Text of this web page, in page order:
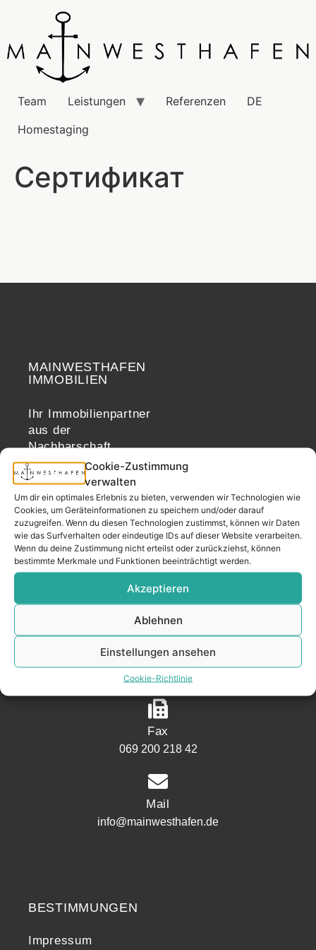
Cookie-Zustimmung
verwalten
Um dir ein optimales Erlebnis zu bieten, verwenden wir Technologien wie
Cookies, um Geräteinformationen zu speichern und/oder darauf
zuzugreifen. Wenn du diesen Technologien zustimmst, können wir Daten
wie das Surfverhalten oder eindeutige IDs auf dieser Website verarbeiten.
Wenn du deine Zustimmung nicht erteilst oder zurückziehst, können
bestimmte Merkmale und Funktionen beeinträchtigt werden.
Akzeptieren
Ablehnen
Einstellungen ansehen
Cookie-Richtlinie
Team Leistungen Referenzen
DE
Homestaging
Сертификат
MAINWESTHAFEN
IMMOBILIEN
Ihr Immobilienpartner
aus der
Nachbarschaft.
– seit 2017.
KONTAKT
Adresse
Mainwesthafen Immobilien Speicherstraße 5
60327 Frankfurt
Telefon
069 200 218 41
Fax
069 200 218 42
Mail
info@mainwesthafen.de
BESTIMMUNGEN
Impressum